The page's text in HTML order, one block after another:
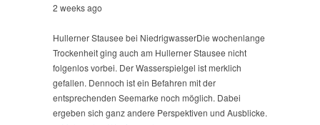
2 weeks ago
Hullerner Stausee bei NiedrigwasserDie wochenlange
Trockenheit ging auch am Hullerner Stausee nicht
folgenlos vorbei. Der Wasserspielgel ist merklich
gefallen. Dennoch ist ein Befahren mit der
entsprechenden Seemarke noch möglich. Dabei
ergeben sich ganz andere Perspektiven und Ausblicke.